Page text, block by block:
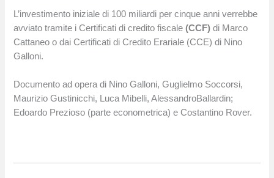
L’investimento iniziale di 100 miliardi per cinque anni verrebbe
avviato tramite i Certificati di credito fiscale(CCF) di Marco
Cattaneo o dai Certificati di Credito Erariale (CCE) di Nino
Galloni.
Documento ad opera di Nino Galloni, Guglielmo Soccorsi,
Maurizio Gustinicchi, Luca Mibelli, AlessandroBallardin;
Edoardo Prezioso (parte econometrica) e Costantino Rover.